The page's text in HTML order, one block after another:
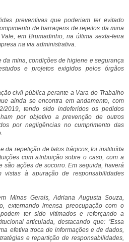
preventivas que poderiam ter evitado
de barragens de rejeitos da mina
em Brumadinho, na última sexta-feira
na via administrativa.
da mina, condições de higiene e segurança
e projetos exigidos pelos órgãos
civil pública perante a Vara do Trabalho
ainda se encontra em andamento, com
2019, tendo sido indeferidos os pedidos
por objetivo a prevenção de outros
por negligências no cumprimento das
da repetição de fatos trágicos, foi instituída
com atribuição sobre o caso, com a
são ações de socorro. Em seguida, haverá
vistas à apuração de responsabilidades
Minas Gerais, Adriana Augusta Souza,
externando imensa preocupação com o
ter sido vitimados e reforçando a
articulada, destacando que: “Essa
efetiva troca de informações e de dados,
e repartição de responsabilidades,